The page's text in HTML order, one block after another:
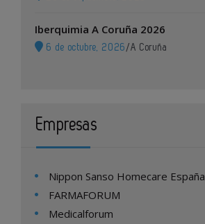
Iberquimia A Coruña 2026
6 de octubre, 2026 /A Coruña
Empresas
Nippon Sanso Homecare España
FARMAFORUM
Medicalforum